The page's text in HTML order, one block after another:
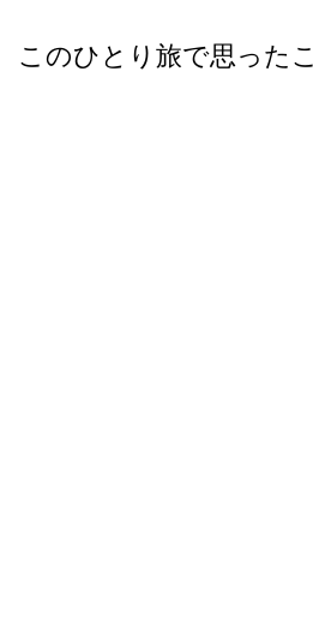
このひとり旅で思った